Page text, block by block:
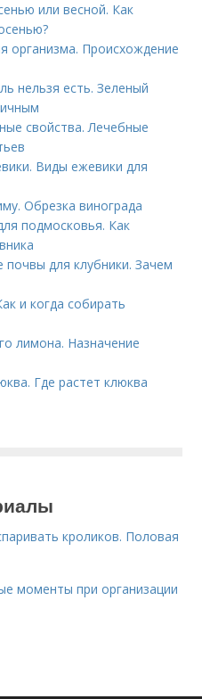
или весной. Как
организма. Происхождение
нельзя есть. Зеленый
свойства. Лечебные
Виды ежевики для
Обрезка винограда
подмосковья. Как
для клубники. Зачем
и когда собирать
лимона. Назначение
Где растет клюква
кроликов. Половая
моменты при организации